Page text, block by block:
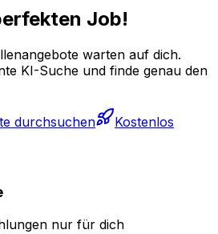
Job!
warten auf dich.
KI-Suche und finde genau den
durchsuchen
Kostenlos
nur für dich